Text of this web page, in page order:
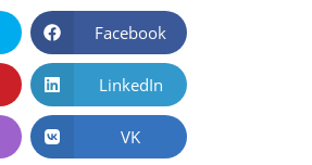
Facebook
LinkedIn
VK